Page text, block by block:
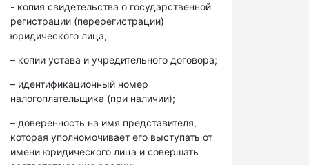
- копия свидетельства о государственной
регистрации (перерегистрации)
юридического лица;
– копии устава и учредительного договора;
– идентификационный номер
налогоплательщика (при наличии);
– доверенность на имя представителя,
которая уполномочивает его выступать от
имени юридического лица и совершать